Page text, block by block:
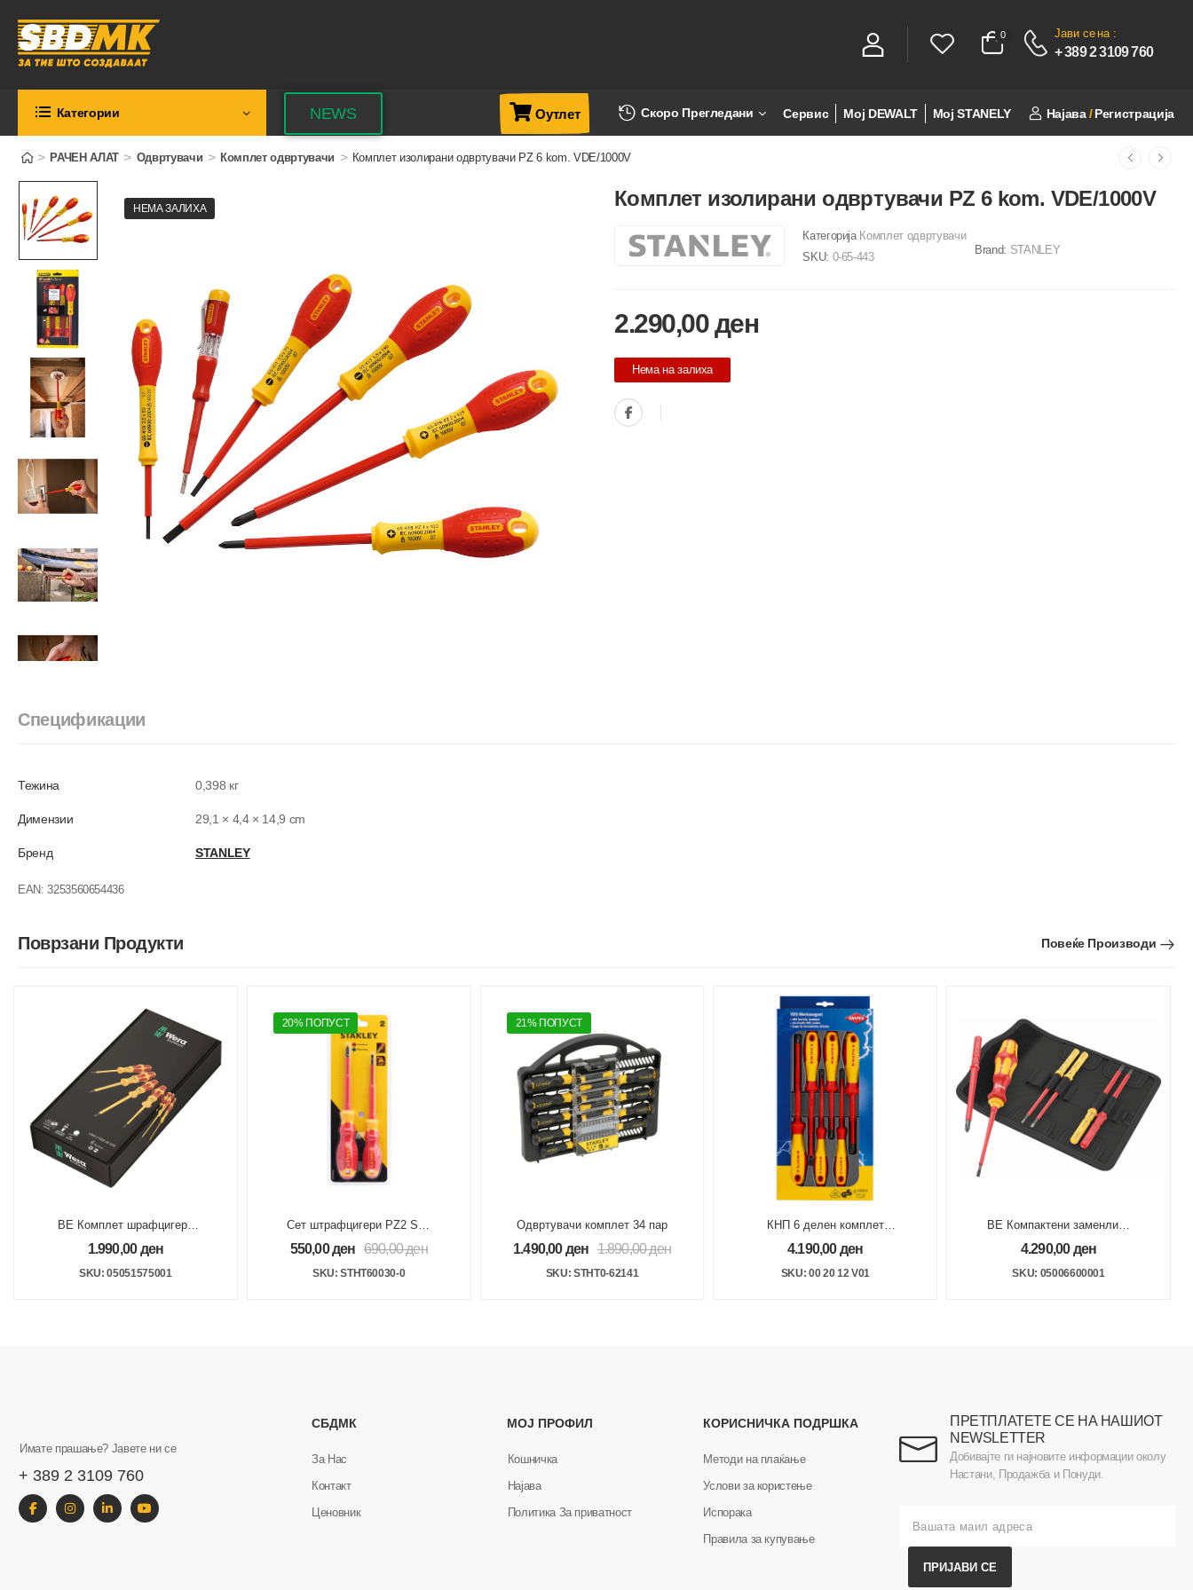
0 0 Јави се на :
+ 389 2 3109 760
Категории NEWS Оутлет Скоро Прегледани Сервис Мој DEWALT Мој STANELY Најава / Регистрација
> РАЧЕН АЛАТ > Одвртувачи > Комплет одвртувачи > Комплет изолирани одвртувачи PZ 6 kom. VDE/1000V
НЕМА ЗАЛИХА Комплет изолирани одвртувачи PZ 6 kom. VDE/1000V
Категорија Комплет одвртувачи
SKU: 0-65-443
Brand: STANLEY
2.290,00ден
Нема на залиха
Спецификации
Тежина 0,398 кг
Димензии 29,1 × 4,4 × 14,9 cm
Бренд STANLEY
EAN:3253560654436
Поврзани Продукти Повеќе Производи
ВЕ Комплет шрафцигери
1060 i/1062 i/6 VDE, 6
парчиња PH
1.990,00ден
SKU: 05051575001
20% ПОПУСТ
Сет штрафцигери PZ2 SL4
VDE
550,00ден 690,00ден
SKU: STHT60030-0
21% ПОПУСТ
Одвртувачи комплет 34 пар
1.490,00ден 1.890,00ден
SKU: STHT0-62141
КНП 6 делен комплет
одвртувачи PH VDE 1000V
KNIPEX
4.190,00ден
SKU: 00 20 12 V01
ВЕ Компактени заменливи
одвртувачи Kraftform VDE
од 7 дела SL PH
4.290,00ден
SKU: 05006600001
ПРЕТПЛАТЕТЕ СЕ НА НАШИОТ
NEWSLETTER
Добивајте ги најновите информации околу
Настани, Продажба и Понуди.
ПРИЈАВИ СЕ
Имате прашање? Јавете ни се
+ 389 2 3109 760
СБДМК
За Нас
Контакт
Ценовник
МОЈ ПРОФИЛ
Кошничка
Најава
Политика За приватност
КОРИСНИЧКА ПОДРШКА
Методи на плаќање
Услови за користење
Испорака
Правила за купување